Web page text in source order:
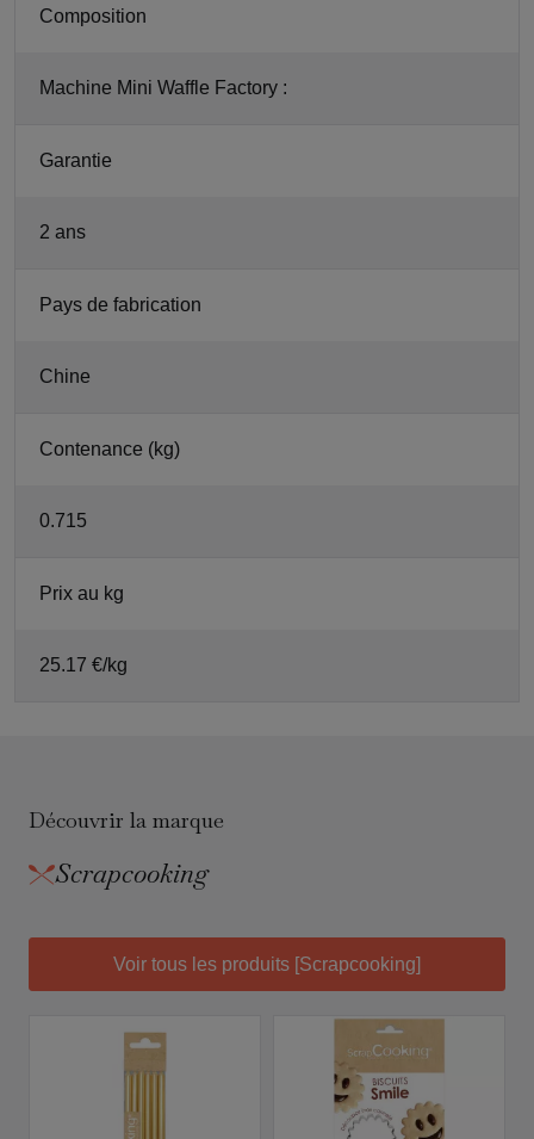
Composition
Machine Mini Waffle Factory :
Garantie
2 ans
Pays de fabrication
Chine
Contenance (kg)
0.715
Prix au kg
25.17 €/kg
Découvrir la marque
Scrapcooking
Voir tous les produits [Scrapcooking]